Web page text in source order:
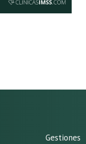
Gestiones